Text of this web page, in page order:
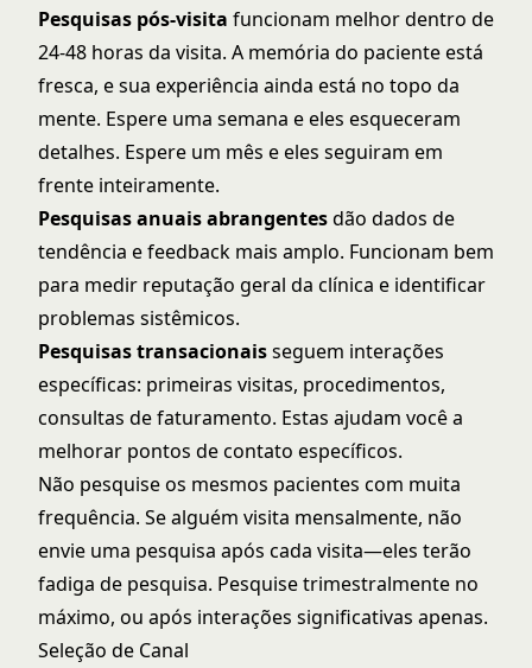
Pesquisas pós-visita funcionam melhor dentro de
24-48 horas da visita. A memória do paciente está
fresca, e sua experiência ainda está no topo da
mente. Espere uma semana e eles esqueceram
detalhes. Espere um mês e eles seguiram em
frente inteiramente.
Pesquisas anuais abrangentesdão dados de
tendência e feedback mais amplo. Funcionam bem
para medir reputação geral da clínica e identificar
problemas sistêmicos.
Pesquisas transacionaisseguem interações
específicas: primeiras visitas, procedimentos,
consultas de faturamento. Estas ajudam você a
melhorar pontos de contato específicos.
Não pesquise os mesmos pacientes com muita
frequência. Se alguém visita mensalmente, não
envie uma pesquisa após cada visita—eles terão
fadiga de pesquisa. Pesquise trimestralmente no
máximo, ou após interações significativas apenas.
Seleção de Canal